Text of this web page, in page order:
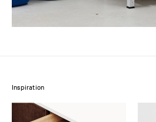
Inspiration